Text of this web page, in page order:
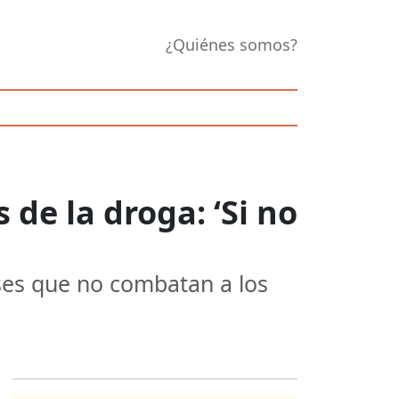
¿Quiénes somos?
la droga: ‘Si no
que no combatan a los